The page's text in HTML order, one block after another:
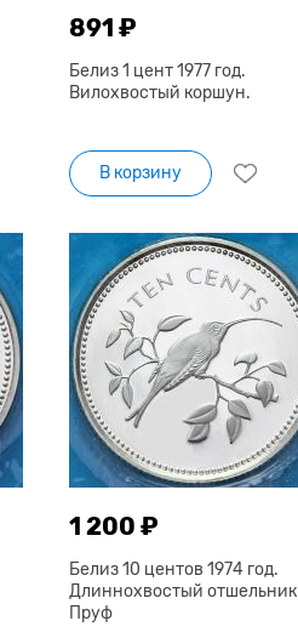
891 ₽
Белиз 1 цент 1977 год.
Вилохвостый коршун.
В корзину
1 200 ₽
Белиз 10 центов 1974 год.
Длиннохвостый отшельник
Пруф